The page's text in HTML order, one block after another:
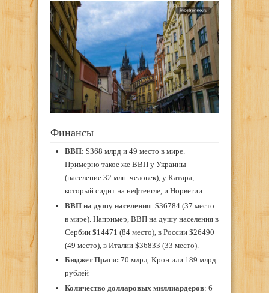
Финансы
ВВП: $368 млрд и 49 место в мире.
Примерно такое же ВВП у Украины
(население 32 млн. человек), у Катара,
который сидит на нефтеигле, и Норвегии.
ВВП на душу населения: $36784 (37 место
в мире). Например, ВВП на душу населения в
Сербии $14471 (84 место), в России $26490
(49 место), в Италии $36833 (33 место).
Бюджет Праги: 70 млрд. Крон или 189 млрд.
рублей
Количество долларовых миллиардеров: 6